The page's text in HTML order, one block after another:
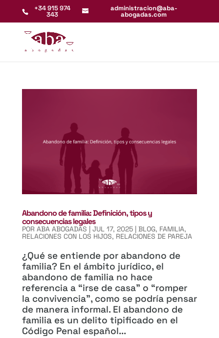
+34 915 974
343
administracion@aba-
abogadas.com
Abandono de familia: Definición, tipos y
consecuencias legales
POR ABA ABOGADAS | JUL 17, 2025| BLOG, FAMILIA,
RELACIONES CON LOS HIJOS, RELACIONES DE PAREJA
¿Qué se entiende por abandono de
familia? En el ámbito jurídico, el
abandono de familia no hace
referencia a “irse de casa” o “romper
la convivencia”, como se podría pensar
de manera informal. El abandono de
familia es un delito tipificado en el
Código Penal español...